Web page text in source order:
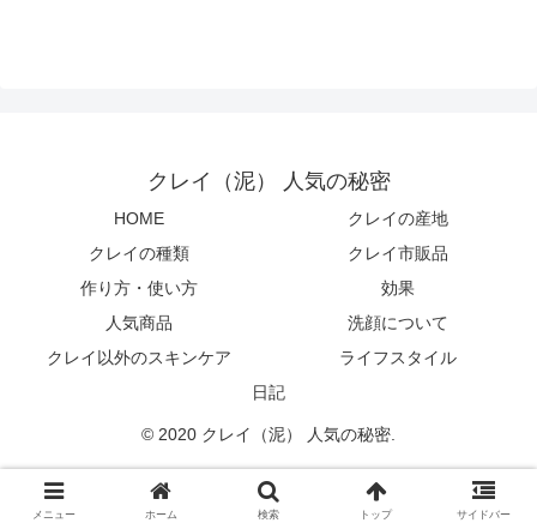
クレイ（泥） 人気の秘密
HOME
クレイの産地
クレイの種類
クレイ市販品
作り方・使い方
効果
人気商品
洗顔について
クレイ以外のスキンケア
ライフスタイル
日記
© 2020 クレイ（泥） 人気の秘密.
メニュー ホーム 検索 トップ サイドバー